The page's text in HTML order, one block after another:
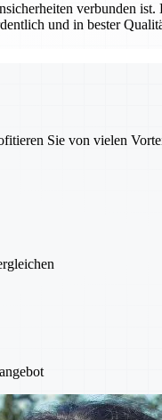
verbunden
und in bester
Sie von vielen